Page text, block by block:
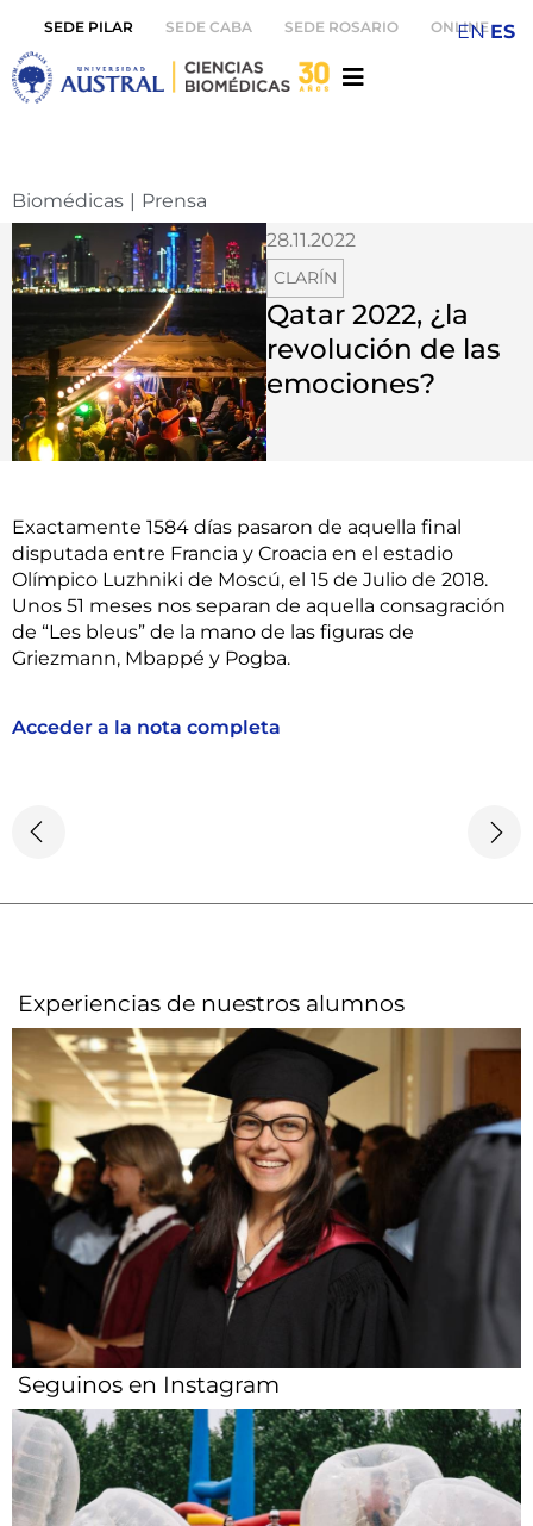
SEDE PILAR SEDE CABA SEDE ROSARIO ONLINE
Biomédicas | Prensa
28.11.2022
CLARÍN
Qatar 2022, ¿la
revolución de las
emociones?
Exactamente 1584 días pasaron de aquella final
disputada entre Francia y Croacia en el estadio
Olímpico Luzhniki de Moscú, el 15 de Julio de 2018.
Unos 51 meses nos separan de aquella consagración
de “Les bleus” de la mano de las figuras de
Griezmann, Mbappé y Pogba.
Acceder a la nota completa
Experiencias de nuestros alumnos​
Seguinos en Instagram
EN ES